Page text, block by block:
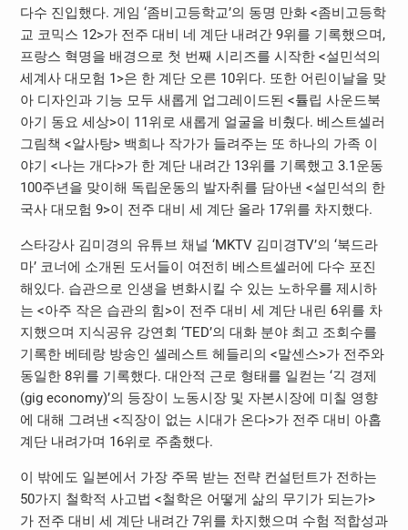
다수 진입했다. 게임 ‘좀비고등학교’의 동명 만화 <좀비고등학
교 코믹스 12>가 전주 대비 네 계단 내려간 9위를 기록했으며,
프랑스 혁명을 배경으로 첫 번째 시리즈를 시작한 <설민석의
세계사 대모험 1>은 한 계단 오른 10위다. 또한 어린이날을 맞
아 디자인과 기능 모두 새롭게 업그레이드된 <튤립 사운드북
아기 동요 세상>이 11위로 새롭게 얼굴을 비췄다. 베스트셀러
그림책 <알사탕> 백희나 작가가 들려주는 또 하나의 가족 이
야기 <나는 개다>가 한 계단 내려간 13위를 기록했고 3.1운동
100주년을 맞이해 독립운동의 발자취를 담아낸 <설민석의 한
국사 대모험 9>이 전주 대비 세 계단 올라 17위를 차지했다.
스타강사 김미경의 유튜브 채널 ‘MKTV 김미경TV’의 ‘북드라
마’ 코너에 소개된 도서들이 여전히 베스트셀러에 다수 포진
해있다. 습관으로 인생을 변화시킬 수 있는 노하우를 제시하
는 <아주 작은 습관의 힘>이 전주 대비 세 계단 내린 6위를 차
지했으며 지식공유 강연회 ‘TED’의 대화 분야 최고 조회수를
기록한 베테랑 방송인 셀레스트 헤들리의 <말센스>가 전주와
동일한 8위를 기록했다. 대안적 근로 형태를 일컫는 ‘긱 경제
(gig economy)’의 등장이 노동시장 및 자본시장에 미칠 영향
에 대해 그려낸 <직장이 없는 시대가 온다>가 전주 대비 아홉
계단 내려가며 16위로 주춤했다.
이 밖에도 일본에서 가장 주목 받는 전략 컨설턴트가 전하는
50가지 철학적 사고법 <철학은 어떻게 삶의 무기가 되는가>
가 전주 대비 세 계단 내려간 7위를 차지했으며 수험 적합성과